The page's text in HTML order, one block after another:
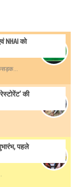
NHAI को
की
पहले